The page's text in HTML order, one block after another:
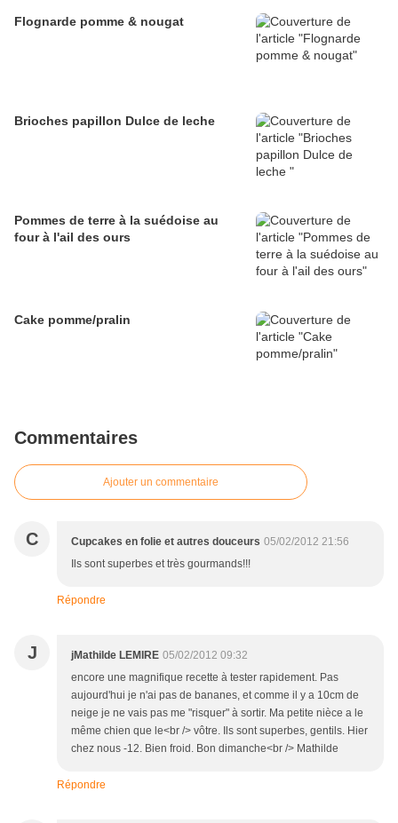
Flognarde pomme & nougat
Brioches papillon Dulce de leche
Pommes de terre à la suédoise au
four à l'ail des ours
Cake pomme/pralin
Commentaires
Ajouter un commentaire
C Cupcakes en folie et autres douceurs 05/02/2012 21:56
Ils sont superbes et très gourmands!!!
Répondre
J jMathilde LEMIRE 05/02/2012 09:32
encore une magnifique recette à tester rapidement. Pas
aujourd'hui je n'ai pas de bananes, et comme il y a 10cm de
neige je ne vais pas me "risquer" à sortir. Ma petite nièce a le
même chien que le<br /> vôtre. Ils sont superbes, gentils. Hier
chez nous -12. Bien froid. Bon dimanche<br /> Mathilde
Répondre